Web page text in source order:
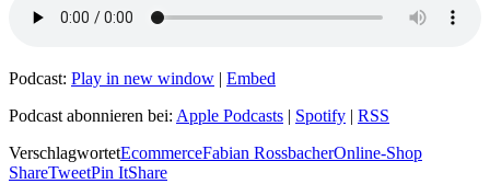
Podcast: Play in new window | Embed
Podcast abonnieren bei: Apple Podcasts | Spotify | RSS
VerschlagwortetEcommerceFabian RossbacherOnline-Shop
ShareTweetPin ItShare